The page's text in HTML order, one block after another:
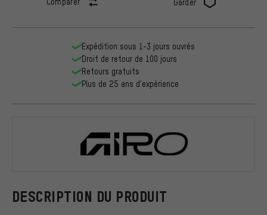
Garder
DESCRIPTION DU PRODUIT
Expédition sous 1-3 jours ouvrés
Droit de retour de 100 jours
Retours gratuits
Plus de 25 ans d'expérience
Giro